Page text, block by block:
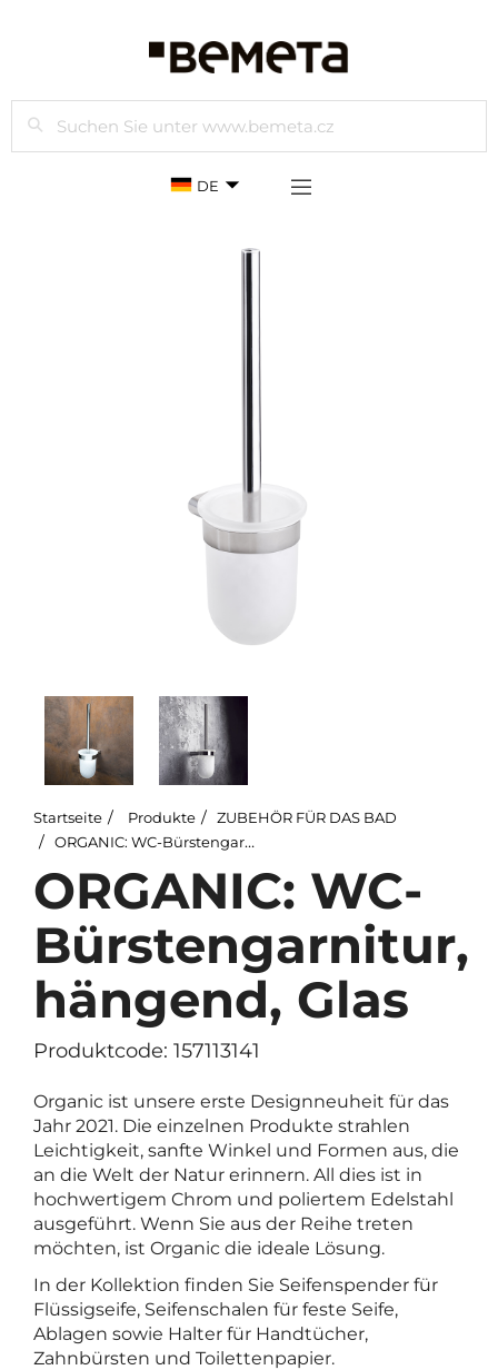
Suchen
DE
Startseite Produkte
ZUBEHÖR FÜR DAS BAD
ORGANIC: WC-Bürstengarnitur, hängend, Glas
ORGANIC: WC-
Bürstengarnitur,
hängend, Glas
Produktcode: 157113141
Organic ist unsere erste Designneuheit für das
Jahr 2021. Die einzelnen Produkte strahlen
Leichtigkeit, sanfte Winkel und Formen aus, die
an die Welt der Natur erinnern. All dies ist in
hochwertigem Chrom und poliertem Edelstahl
ausgeführt. Wenn Sie aus der Reihe treten
möchten, ist Organic die ideale Lösung.
In der Kollektion finden Sie Seifenspender für
Flüssigseife, Seifenschalen für feste Seife,
Ablagen sowie Halter für Handtücher,
Zahnbürsten und Toilettenpapier.